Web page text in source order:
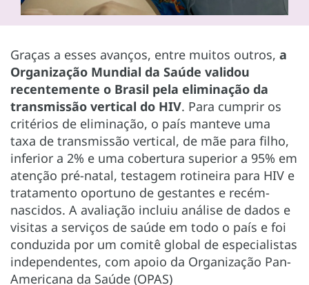
Graças a esses avanços, entre muitos outros, a
Organização Mundial da Saúde validou
recentemente o Brasil pela eliminação da
transmissão vertical do HIV. Para cumprir os
critérios de eliminação, o país manteve uma
taxa de transmissão vertical, de mãe para filho,
inferior a 2% e uma cobertura superior a 95% em
atenção pré-natal, testagem rotineira para HIV e
tratamento oportuno de gestantes e recém-
nascidos. A avaliação incluiu análise de dados e
visitas a serviços de saúde em todo o país e foi
conduzida por um comitê global de especialistas
independentes, com apoio da Organização Pan-
Americana da Saúde (OPAS)